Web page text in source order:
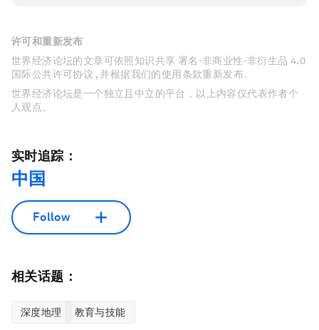
许可和重新发布
世界经济论坛的文章可依照知识共享 署名-非商业性-非衍生品 4.0
国际公共许可协议 , 并根据我们的使用条款重新发布。
世界经济论坛是一个独立且中立的平台，以上内容仅代表作者个
人观点。
实时追踪：
中国
Follow
相关话题：
深度地理 教育与技能